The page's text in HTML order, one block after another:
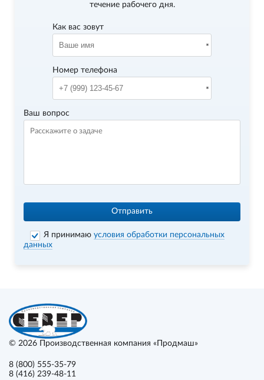
течение рабочего дня.
Как вас зовут
Номер телефона
Ваш вопрос
Отправить
Я принимаюусловия обработки персональных
данных
© 2026 Производственная компания «Продмаш»
8 (800) 555-35-79
8 (416) 239-48-11